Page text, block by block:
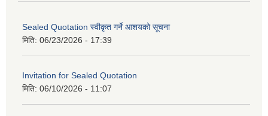
Sealed Quotation स्वीकृत गर्ने आशयको सूचना
मिति: 06/23/2026 - 17:39
Invitation for Sealed Quotation
मिति: 06/10/2026 - 11:07